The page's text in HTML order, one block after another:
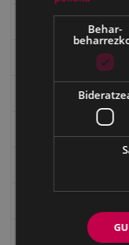
Gerrako umeak
Ignacio Zuloaga
Ignazio Zuloagaren
Juan Antonio Palacios
Behar-